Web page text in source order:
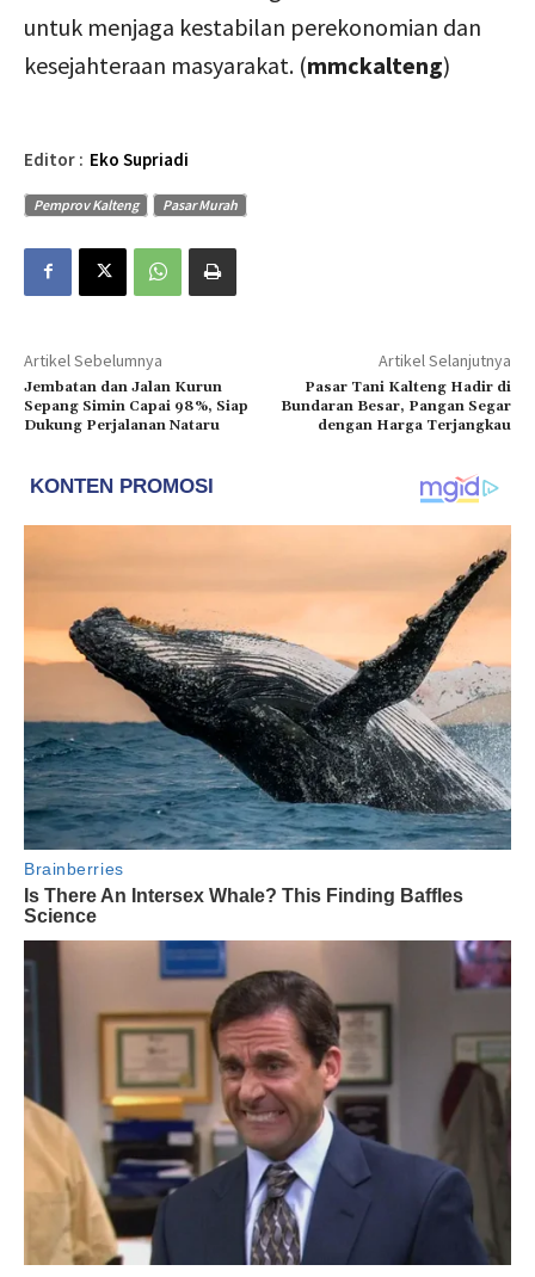
untuk menjaga kestabilan perekonomian dan
kesejahteraan masyarakat. (mmckalteng)
Editor : Eko Supriadi
Pemprov Kalteng Pasar Murah
Artikel Sebelumnya
Jembatan dan Jalan Kurun
Sepang Simin Capai 98%, Siap
Dukung Perjalanan Nataru
Artikel Selanjutnya
Pasar Tani Kalteng Hadir di
Bundaran Besar, Pangan Segar
dengan Harga Terjangkau